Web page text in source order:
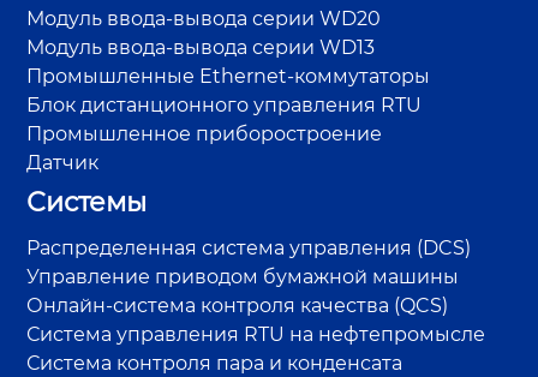
Модуль ввода-вывода серии WD20
Модуль ввода-вывода серии WD13
Промышленные Ethernet-коммутаторы
Блок дистанционного управления RTU
Промышленное приборостроение
Датчик
Системы
Распределенная система управления (DCS)
Управление приводом бумажной машины
Онлайн-система контроля качества (QCS)
Система управления RTU на нефтепромысле
Система контроля пара и конденсата